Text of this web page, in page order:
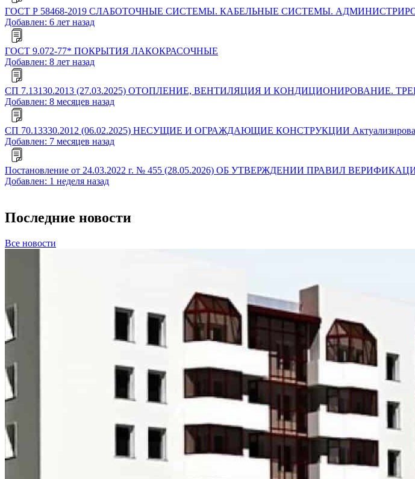
ГОСТ Р 58468-2019 СЛАБОТОЧНЫЕ СИСТЕМЫ. КАБЕЛЬНЫЕ СИСТЕМЫ.
Добавлен: 6 лет назад
ГОСТ 9.072-77* ПОКРЫТИЯ ЛАКОКРАСОЧНЫЕ
Добавлен: 8 лет назад
СП 7.13130.2013 (27.03.2025) ОТОПЛЕНИЕ, ВЕНТИЛЯЦИЯ И КОНДИЦИОНИРОВАНИЕ.
Добавлен: 8 месяцев назад
СП 70.13330.2012 (06.02.2025) НЕСУЩИЕ И ОГРАЖДАЮЩИЕ КОНСТРУКЦИИ
Добавлен: 7 месяцев назад
Постановление от 24.03.2022 г. № 455 (28.05.2026) ОБ УТВЕРЖДЕНИИ ПРАВИЛ
Добавлен: 1 неделя назад
Последние новости
Все новости